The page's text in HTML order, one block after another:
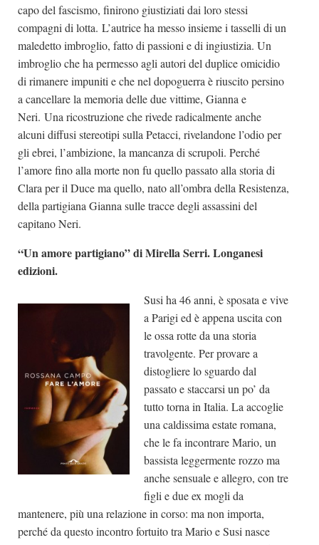
capo del fascismo, finirono giustiziati dai loro stessi
compagni di lotta. L’autrice ha messo insieme i tasselli di un
maledetto imbroglio, fatto di passioni e di ingiustizia. Un
imbroglio che ha permesso agli autori del duplice omicidio
di rimanere impuniti e che nel dopoguerra è riuscito persino
a cancellare la memoria delle due vittime, Gianna e
Neri. Una ricostruzione che rivede radicalmente anche
alcuni diffusi stereotipi sulla Petacci, rivelandone l’odio per
gli ebrei, l’ambizione, la mancanza di scrupoli. Perché
l’amore fino alla morte non fu quello passato alla storia di
Clara per il Duce ma quello, nato all’ombra della Resistenza,
della partigiana Gianna sulle tracce degli assassini del
capitano Neri.
“Un amore partigiano” di Mirella Serri. Longanesi
edizioni.
Susi ha 46 anni, è sposata e vive
a Parigi ed è appena uscita con
le ossa rotte da una storia
travolgente. Per provare a
distogliere lo sguardo dal
passato e staccarsi un po’ da
tutto torna in Italia. La accoglie
una caldissima estate romana,
che le fa incontrare Mario, un
bassista leggermente rozzo ma
anche sensuale e allegro, con tre
figli e due ex mogli da
mantenere, più una relazione in corso: ma non importa,
perché da questo incontro fortuito tra Mario e Susi nasce